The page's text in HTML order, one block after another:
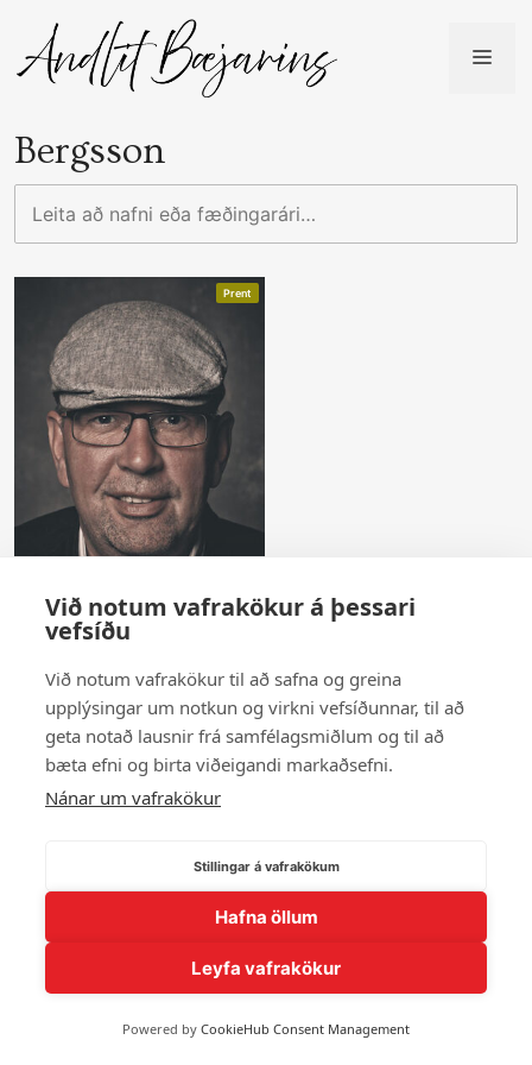
content
Bergsson
að
fæðingarári…
Prent
Birnir Bergsson
Sýna fleiri andlit
Við notum vafrakökur á þessari
vefsíðu
Við notum vafrakökur til að safna og greina
upplýsingar um notkun og virkni vefsíðunnar, til að
geta notað lausnir frá samfélagsmiðlum og til að
bæta efni og birta viðeigandi markaðsefni.
Nánar um vafrakökur
Stillingar á vafrakökum
Hafna öllum
Leyfa vafrakökur
Powered by CookieHub Consent Management